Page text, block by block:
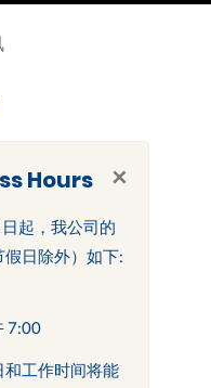
×
Hours
起，我公司的
日除外）如下:
7:00
工作时间将能